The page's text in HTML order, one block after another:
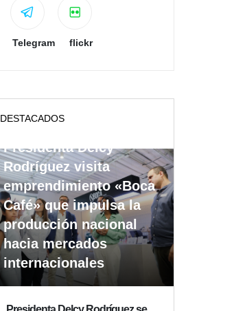
Telegram flickr
DESTACADOS
Presidenta Delcy
Rodríguez visita
emprendimiento «Boca
Café» que impulsa la
producción nacional
hacia mercados
internacionales